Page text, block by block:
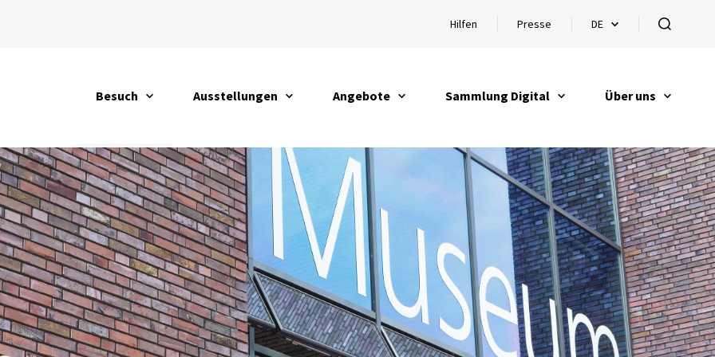
Hilfen
Hilfen öffnen Presse Sprachauswahl öffnen
DE öffnen
Besuch
öffnen
Ausstellungen
öffnen
Angebote
öffnen
Sammlung Digital
öffnen
Über uns
öffnen